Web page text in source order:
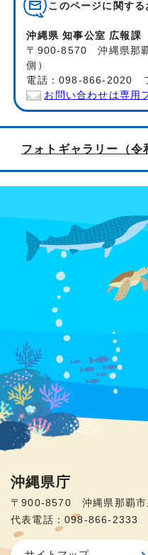
このページに関する
沖縄県 知事公室 広報課
〒900-8570 沖縄県那
側）
電話：098-866-2020
お問い合わせは専用
フォトギャラリー（令
沖縄県庁
〒900-8570 沖縄県那覇市
代表電話：098-866-2333